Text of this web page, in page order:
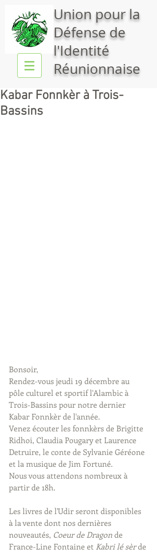
Union pour la
Défense de
l'Identité
Réunionnaise
Kabar Fonnkèr à Trois-
Bassins
Bonsoir,
Rendez-vous jeudi 19 décembre au
pôle culturel et sportif l'Alambic à
Trois-Bassins pour notre dernier
Kabar Fonnkèr de l'année.
Venez écouter les fonnkèrs de Brigitte
Ridhoi, Claudia Pougary et Laurence
Detruire, le conte de Sylvanie Géréone
et la musique de Jim Fortuné.
Nous vous attendons nombreux à
partir de 18h.
Les livres de l'Udir seront disponibles
à la vente dont nos dernières
nouveautés, Coeur de Dragon de
France-Line Fontaine et Kabri lé sèr de